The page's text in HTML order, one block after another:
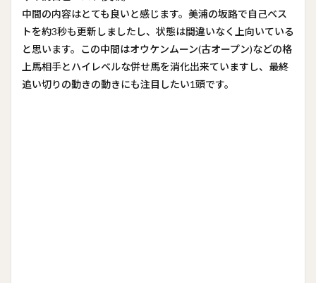
中間の内容はとても良いと感じます。美浦の坂路で自己ベス
トを約3秒も更新しましたし、状態は間違いなく上向いている
と思います。この中間はオウケンムーン(古オープン)などの格
上馬相手とハイレベルな併せ馬を消化出来ていますし、最終
追い切りの動きの動きにも注目したい1頭です。